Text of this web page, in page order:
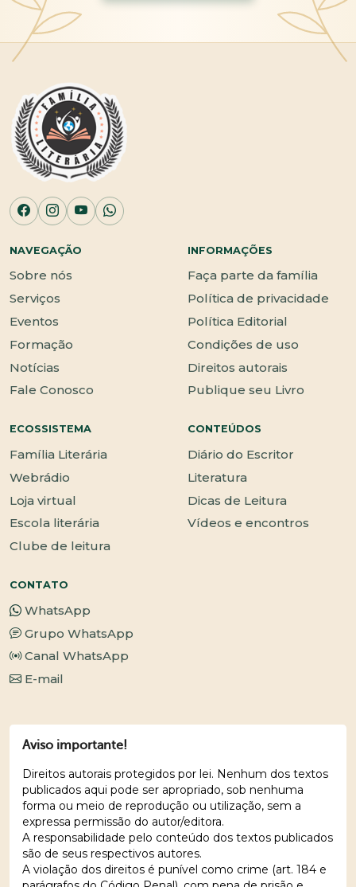
NAVEGAÇÃO
Sobre nós
Serviços
Eventos
Formação
Notícias
Fale Conosco
INFORMAÇÕES
Faça parte da família
Política de privacidade
Política Editorial
Condições de uso
Direitos autorais
Publique seu Livro
ECOSSISTEMA
Família Literária
Webrádio
Loja virtual
Escola literária
Clube de leitura
CONTEÚDOS
Diário do Escritor
Literatura
Dicas de Leitura
Vídeos e encontros
CONTATO
WhatsApp
Grupo WhatsApp
Canal WhatsApp
E-mail
Aviso importante!
Direitos autorais protegidos por lei. Nenhum dos textos
publicados aqui pode ser apropriado, sob nenhuma
forma ou meio de reprodução ou utilização, sem a
expressa permissão do autor/editora.
A responsabilidade pelo conteúdo dos textos publicados
são de seus respectivos autores.
A violação dos direitos é punível como crime (art. 184 e